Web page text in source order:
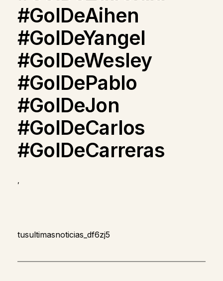
#GolDeAihen
#GolDeYangel
#GolDeWesley
#GolDePablo
#GolDeJon
#GolDeCarlos
#GolDeCarreras
,
tusultimasnoticias_df6zj5